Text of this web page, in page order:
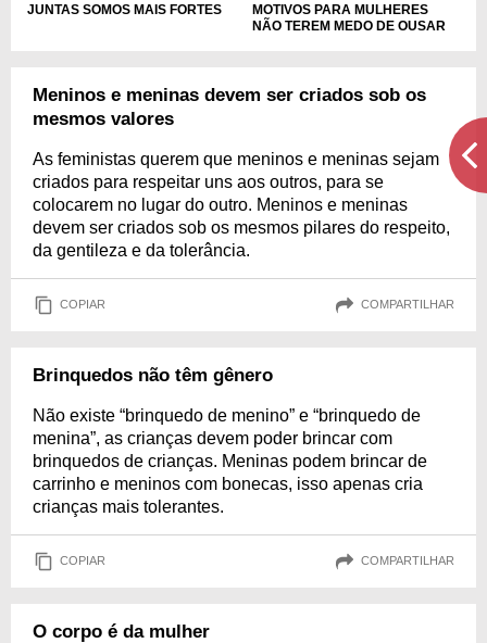
JUNTAS SOMOS MAIS FORTES
MOTIVOS PARA MULHERES
NÃO TEREM MEDO DE OUSAR
Meninos e meninas devem ser criados sob os
mesmos valores
As feministas querem que meninos e meninas sejam
criados para respeitar uns aos outros, para se
colocarem no lugar do outro. Meninos e meninas
devem ser criados sob os mesmos pilares do respeito,
da gentileza e da tolerância.
COPIAR COMPARTILHAR
Brinquedos não têm gênero
Não existe “brinquedo de menino” e “brinquedo de
menina”, as crianças devem poder brincar com
brinquedos de crianças. Meninas podem brincar de
carrinho e meninos com bonecas, isso apenas cria
crianças mais tolerantes.
COPIAR COMPARTILHAR
O corpo é da mulher